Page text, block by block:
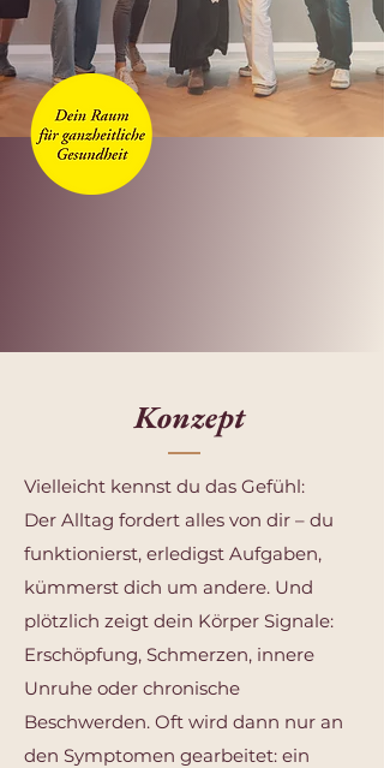
Konzept
Vielleicht kennst du das Gefühl:
Der Alltag fordert alles von dir – du
funktionierst, erledigst Aufgaben,
kümmerst dich um andere. Und
plötzlich zeigt dein Körper Signale:
Erschöpfung, Schmerzen, innere
Unruhe oder chronische
Beschwerden. Oft wird dann nur an
den Symptomen gearbeitet: ein